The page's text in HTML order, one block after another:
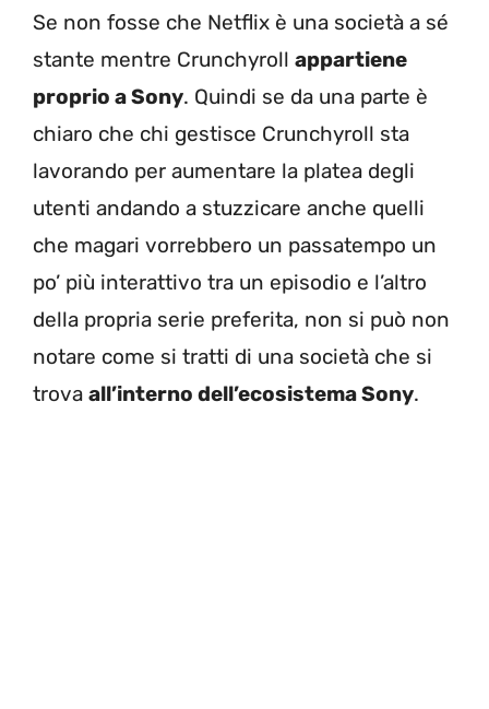
Se non fosse che Netflix è una società a sé
stante mentre Crunchyroll appartiene
proprio a Sony. Quindi se da una parte è
chiaro che chi gestisce Crunchyroll sta
lavorando per aumentare la platea degli
utenti andando a stuzzicare anche quelli
che magari vorrebbero un passatempo un
po’ più interattivo tra un episodio e l’altro
della propria serie preferita, non si può non
notare come si tratti di una società che si
trova all’interno dell’ecosistema Sony.